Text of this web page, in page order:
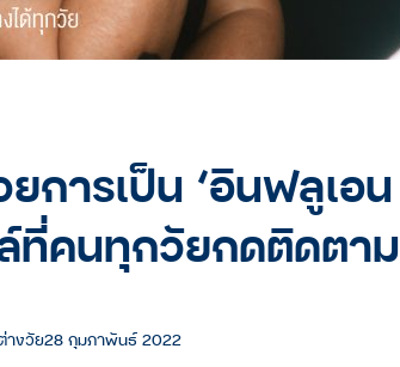
การเป็น ‘อินฟลูเอน
ที่คนทุกวัยกดติดตาม
างวัย28 กุมภาพันธ์ 2022